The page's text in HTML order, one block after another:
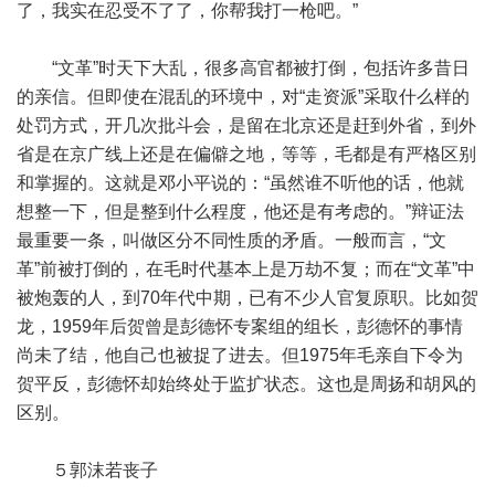
了，我实在忍受不了了，你帮我打一枪吧。”
“文革”时天下大乱，很多高官都被打倒，包括许多昔日
的亲信。但即使在混乱的环境中，对“走资派”采取什么样的
处罚方式，开几次批斗会，是留在北京还是赶到外省，到外
省是在京广线上还是在偏僻之地，等等，毛都是有严格区别
和掌握的。这就是邓小平说的：“虽然谁不听他的话，他就
想整一下，但是整到什么程度，他还是有考虑的。”辩证法
最重要一条，叫做区分不同性质的矛盾。一般而言，“文
革”前被打倒的，在毛时代基本上是万劫不复；而在“文革”中
被炮轰的人，到70年代中期，已有不少人官复原职。比如贺
龙，1959年后贺曾是彭德怀专案组的组长，彭德怀的事情
尚未了结，他自己也被捉了进去。但1975年毛亲自下令为
贺平反，彭德怀却始终处于监扩状态。这也是周扬和胡风的
区别。
５郭沫若丧子